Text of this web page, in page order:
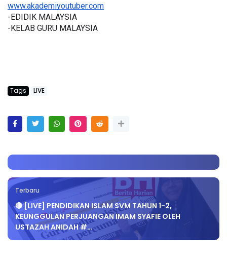
www.akademiyoutuber.com
-EDIDIK MALAYSIA
-KELAB GURU MALAYSIA
Tags LIVE
Terbaru
🔴 [LIVE] PENDIDIKAN ISLAM SVM TAHUN 1-2,
KEUNGGULAN PERJUANGAN IMAM SYAFIE OLEH
USTAZAH ANIDAH #…